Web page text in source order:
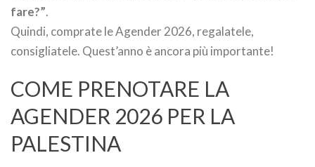
fare?”.
Quindi, comprate le Agender 2026, regalatele,
consigliatele. Quest’anno è ancora più importante!
COME PRENOTARE LA
AGENDER 2026 PER LA
PALESTINA